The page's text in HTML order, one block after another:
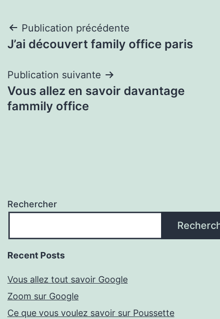
Navigation
de
l’article
Publication précédente
J’ai découvert family office paris
Publication suivante
Vous allez en savoir davantage
fammily office
Rechercher
Recent Posts
Vous allez tout savoir Google
Zoom sur Google
Ce que vous voulez savoir sur Poussette